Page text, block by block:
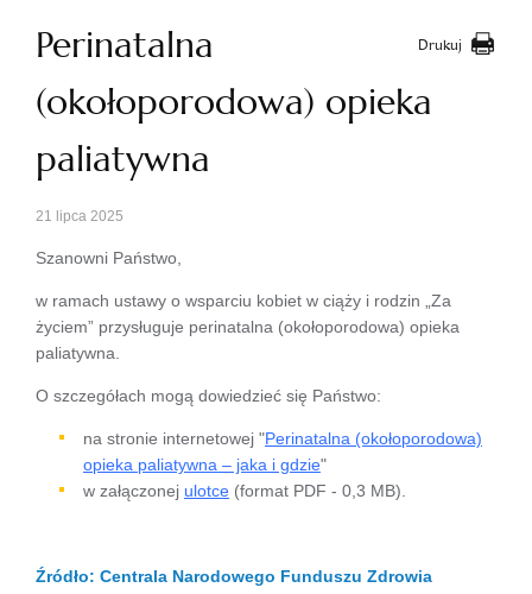
Drukuj
Perinatalna
(okołoporodowa) opieka
paliatywna
21 lipca 2025
Szanowni Państwo,
w ramach ustawy o wsparciu kobiet w ciąży i rodzin „Za
życiem” przysługuje perinatalna (okołoporodowa) opieka
paliatywna.
O szczegółach mogą dowiedzieć się Państwo:
na stronie internetowej "Perinatalna (okołoporodowa)
opieka paliatywna – jaka i gdzie"
w załączonej ulotce (format PDF - 0,3 MB).
Źródło: Centrala Narodowego Funduszu Zdrowia